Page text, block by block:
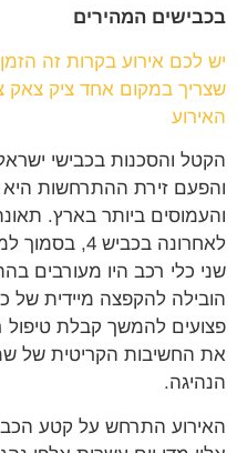
המהירים
אירוע בקרות זה הזמן
במקום אחד ציק צאק
והסכנות בכבישי ישראל
זירת ההתרחשות היא אחד
ביותר בארץ. תאונת
לאחרונה בכביש 4,
כלי רכב היו מעורבים
להקפצה מיידית של
להמשך קבלת טיפול
הקריטית של